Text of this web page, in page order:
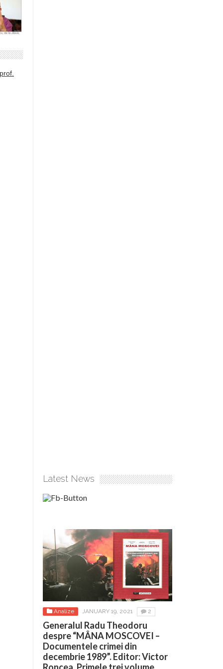
Latest News
Analize JANUARY 19, 2021 2
Generalul Radu Theodoru
despre “MÂNA MOSCOVEI –
Documentele crimei din
decembrie 1989”. Editor: Victor